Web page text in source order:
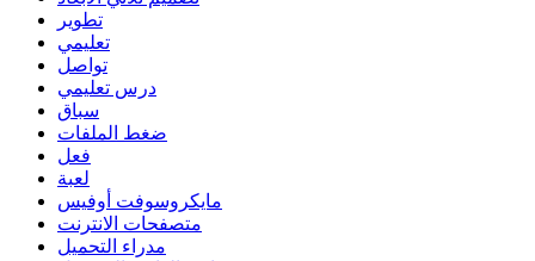
تطوير
تعليمي
تواصل
درس تعليمي
سباق
ضغط الملفات
فعل
لعبة
مايكروسوفت أوفيس
متصفحات الانترنت
مدراء التحميل